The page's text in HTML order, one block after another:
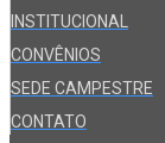
INSTITUCIONAL
CONVÊNIOS
SEDE CAMPESTRE
CONTATO